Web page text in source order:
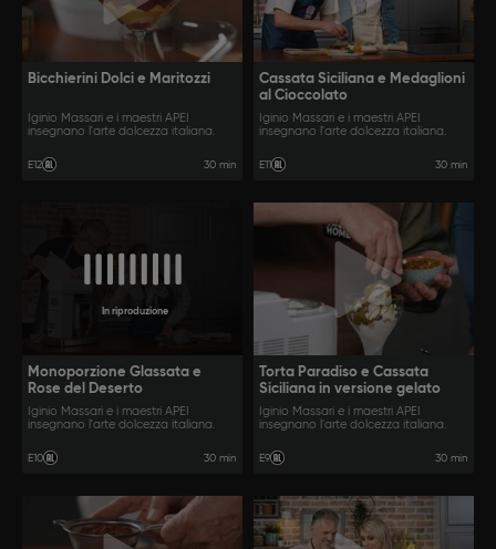
Bicchierini Dolci e Maritozzi
Iginio Massari e i maestri APEI
insegnano l'arte dolcezza italiana.
E12 30 min
Cassata Siciliana e Medaglioni
al Cioccolato
Iginio Massari e i maestri APEI
insegnano l'arte dolcezza italiana.
E11 30 min
In riproduzione
Monoporzione Glassata e
Rose del Deserto
Iginio Massari e i maestri APEI
insegnano l'arte dolcezza italiana.
E10 30 min
Torta Paradiso e Cassata
Siciliana in versione gelato
Iginio Massari e i maestri APEI
insegnano l'arte dolcezza italiana.
E9 30 min